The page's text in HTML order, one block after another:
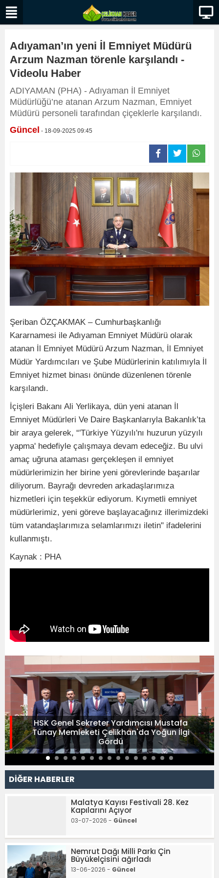
Adıyaman’ın yeni İl Emniyet Müdürü
Arzum Nazman törenle karşılandı -
Videolu Haber
ADIYAMAN (PHA) - Adıyaman İl Emniyet
Müdürlüğü’ne atanan Arzum Nazman, Emniyet
Müdürü personeli tarafından çiçeklerle karşılandı.
Güncel - 18-09-2025 09:45
Şeriban ÖZÇAKMAK – Cumhurbaşkanlığı
Kararnamesi ile Adıyaman Emniyet Müdürü olarak
atanan İl Emniyet Müdürü Arzum Nazman, İl Emniyet
Müdür Yardımcıları ve Şube Müdürlerinin katılımıyla İl
Emniyet hizmet binası önünde düzenlenen törenle
karşılandı.
İçişleri Bakanı Ali Yerlikaya, dün yeni atanan İl
Emniyet Müdürleri Ve Daire Başkanlarıyla Bakanlık’ta
bir araya gelerek, “'Türkiye Yüzyılı'nı huzurun yüzyılı
yapma' hedefiyle çalışmaya devam edeceğiz. Bu ulvi
amaç uğruna ataması gerçekleşen il emniyet
müdürlerimizin her birine yeni görevlerinde başarılar
diliyorum. Bayrağı devreden arkadaşlarımıza
hizmetleri için teşekkür ediyorum. Kıymetli emniyet
müdürlerimiz, yeni göreve başlayacağınız illerimizdeki
tüm vatandaşlarımıza selamlarımızı iletin" ifadelerini
kullanmıştı.
Kaynak : PHA
HSK Genel Sekreter Yardımcısı Mustafa
Tünay Memleketi Çelikhan'da Yoğun İlgi
Gördü
DİĞER HABERLER
Malatya Kayısı Festivali 28. Kez
Kapılarını Açıyor
03-07-2026 - Güncel
Nemrut Dağı Milli Parkı Çin
Büyükelçisini ağırladı
13-06-2026 - Güncel